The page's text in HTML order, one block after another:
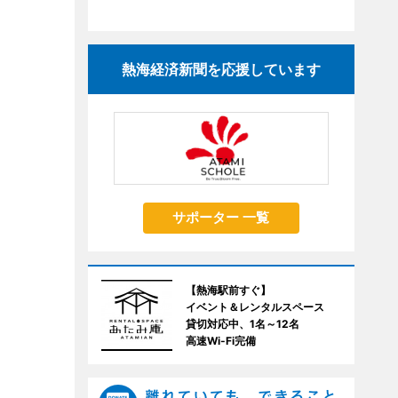
熱海経済新聞を応援しています
サポーター 一覧
【熱海駅前すぐ】
イベント＆レンタルスペース
貸切対応中、1名～12名
高速Wi-Fi完備